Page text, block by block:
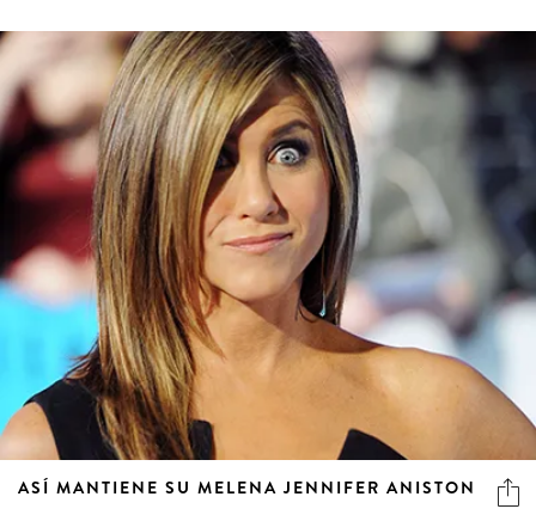
ASÍ MANTIENE SU MELENA JENNIFER ANISTON